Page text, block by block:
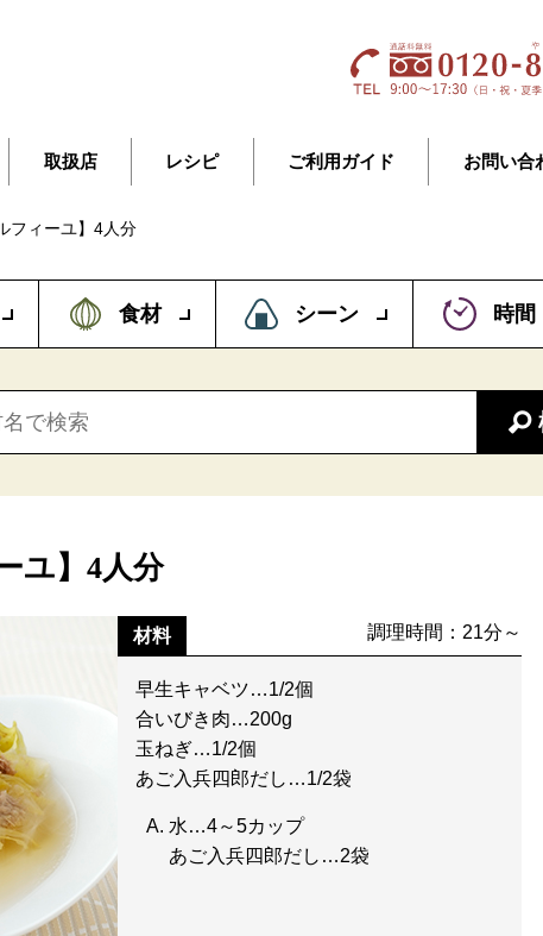
取扱店 レシピ ご利用ガイド お問い合
フィーユ】4人分
食材 シーン 時間
ユ】4人分
材料 調理時間：21分～
早生キャベツ…1/2個
合いびき肉…200g
玉ねぎ…1/2個
あご入兵四郎だし…1/2袋
水…4～5カップ
あご入兵四郎だし…2袋